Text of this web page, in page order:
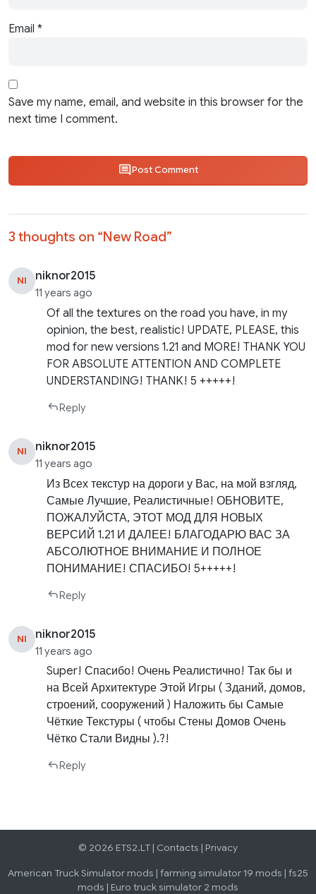
Email *
Save my name, email, and website in this browser for the
next time I comment.
Post Comment
3 thoughts on “New Road”
NI niknor2015
11 years ago
Of all the textures on the road you have, in my
opinion, the best, realistic! UPDATE, PLEASE, this
mod for new versions 1.21 and MORE! THANK YOU
FOR ABSOLUTE ATTENTION AND COMPLETE
UNDERSTANDING! THANK! 5 +++++!
Reply
NI niknor2015
11 years ago
Из Всех текстур на дороги у Вас, на мой взгляд,
Самые Лучшие, Реалистичные! ОБНОВИТЕ,
ПОЖАЛУЙСТА, ЭТОТ МОД ДЛЯ НОВЫХ
ВЕРСИЙ 1.21 И ДАЛЕЕ! БЛАГОДАРЮ ВАС ЗА
АБСОЛЮТНОЕ ВНИМАНИЕ И ПОЛНОЕ
ПОНИМАНИЕ! СПАСИБО! 5+++++!
Reply
NI niknor2015
11 years ago
Super! Спасибо! Очень Реалистично! Так бы и
на Всей Архитектуре Этой Игры ( Зданий, домов,
строений, сооружений ) Наложить бы Самые
Чёткие Текстуры ( чтобы Стены Домов Очень
Чётко Стали Видны ).?!
Reply
© 2026 ETS2.LT | Contacts | Privacy
American Truck Simulator mods | farming simulator 19 mods | fs25
mods | Euro truck simulator 2 mods